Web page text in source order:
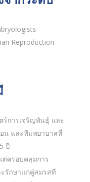
Reproduction
ร์การเจริญพันธุ์ และ
น และทีมพยาบาลที่
ปี
ต่ครอบคลุมการ
รักษาแก่คู่สมรสที่